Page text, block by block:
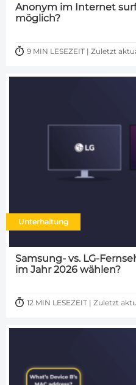
Anonym im Internet
möglich?
9 MIN LESEZEIT | Zuletzt
Unterhaltung
Samsung- vs. LG-
im Jahr 2026 wählen?
12 MIN LESEZEIT | Zuletzt